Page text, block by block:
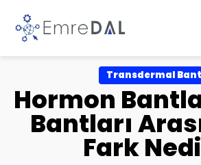
Transdermal Bant
Hormon
Bantları
Fark